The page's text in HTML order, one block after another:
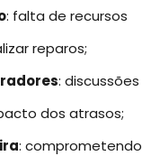
: falta de recursos
reparos;
: discussões
dos atrasos;
: comprometendo